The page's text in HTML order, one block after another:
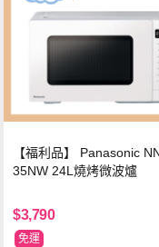
【福利品】 Panasonic
35NW 24L燒烤微波爐
$3,790
免運